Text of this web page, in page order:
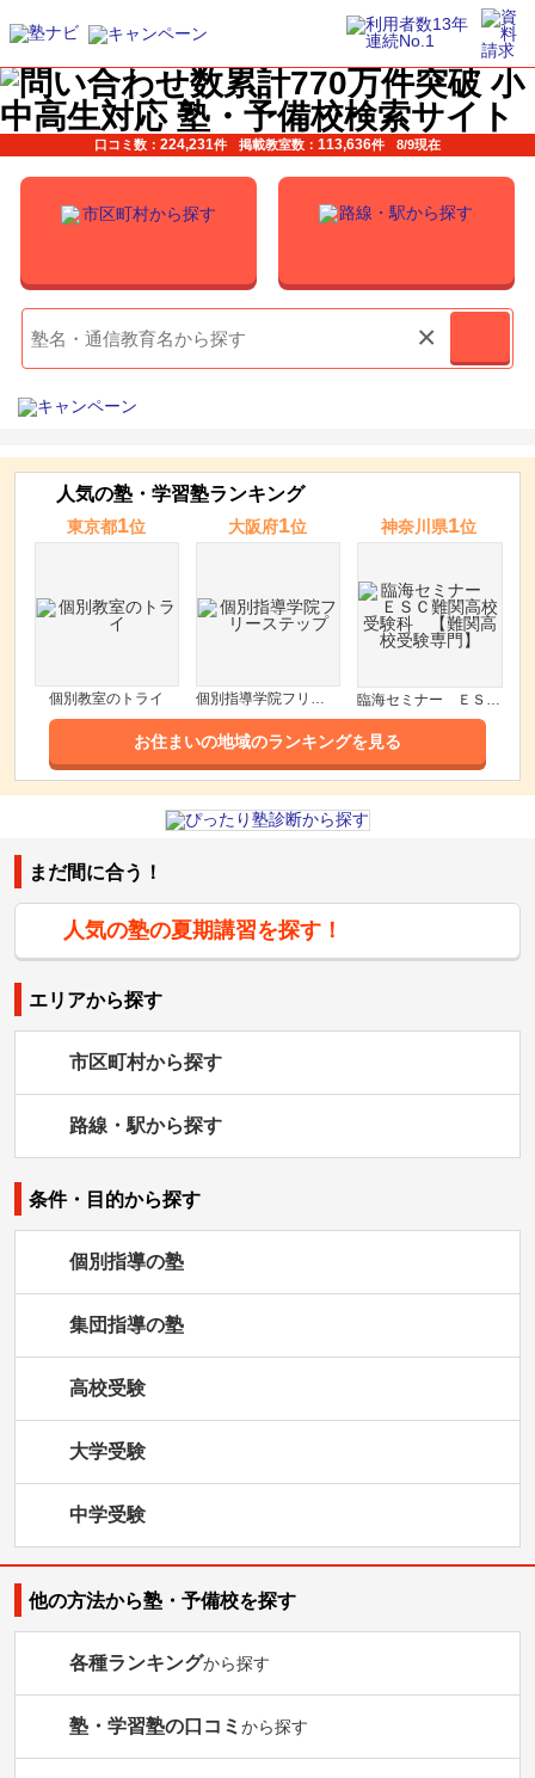
口コミ数： 224,231件 掲載教室数： 113,636件 8/9現在
×
人気の塾・学習塾ランキング
東京都1位
個別教室のトライ
大阪府1位
個別指導学院フリーステップ
神奈川県1位
臨海セミナー ＥＳＣ難関高校受験科 【難関高校受験専門】
お住まいの地域のランキングを見る
まだ間に合う！
人気の塾の夏期講習を探す！
エリアから探す
市区町村から探す
路線・駅から探す
条件・目的から探す
個別指導の塾
集団指導の塾
高校受験
大学受験
中学受験
他の方法から塾・予備校を探す
各種ランキングから探す
塾・学習塾の口コミ から探す